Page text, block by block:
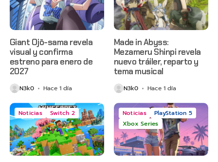
Giant Ojō-sama revela
visual y confirma
estreno para enero de
2027
N3k0 Hace 1 día
Made in Abyss:
Mezameru Shinpi revela
nuevo tráiler, reparto y
tema musical
N3k0 Hace 1 día
Noticias Switch 2 Noticias
PlayStation 5
Xbox Series